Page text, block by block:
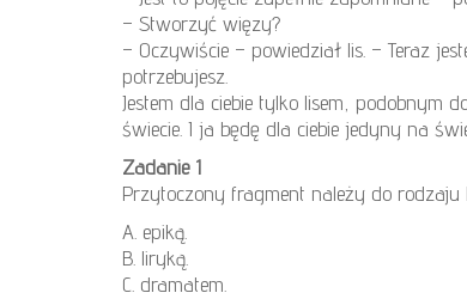
– Stworzyć więzy?
– Oczywiście – powiedział lis. – Teraz
potrzebujesz.
Jestem dla ciebie tylko lisem, podobnym
świecie. I ja będę dla ciebie jedyny na
Zadanie 1
Przytoczony fragment należy do rodzaju
A. epiką.
B. liryką.
C. dramatem.